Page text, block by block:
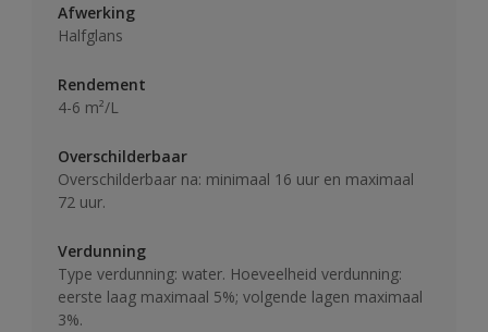
Afwerking
Halfglans
Rendement
4-6 m²/L
Overschilderbaar
Overschilderbaar na: minimaal 16 uur en maximaal
72 uur.
Verdunning
Type verdunning: water. Hoeveelheid verdunning:
eerste laag maximaal 5%; volgende lagen maximaal
3%.